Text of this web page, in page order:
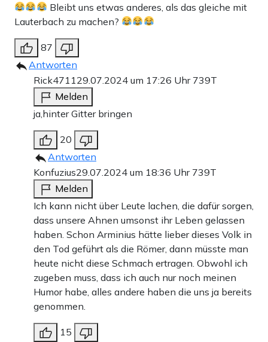
Bleibt uns etwas anderes, als das gleiche mit
Lauterbach zu machen?
87
Antworten
Rick471129.07.2024 um 17:26 Uhr 739T
Melden
ja,hinter Gitter bringen
20
Antworten
Konfuzius29.07.2024 um 18:36 Uhr 739T
Melden
Ich kann nicht über Leute lachen, die dafür sorgen,
dass unsere Ahnen umsonst ihr Leben gelassen
haben. Schon Arminius hätte lieber dieses Volk in
den Tod geführt als die Römer, dann müsste man
heute nicht diese Schmach ertragen. Obwohl ich
zugeben muss, dass ich auch nur noch meinen
Humor habe, alles andere haben die uns ja bereits
genommen.
15